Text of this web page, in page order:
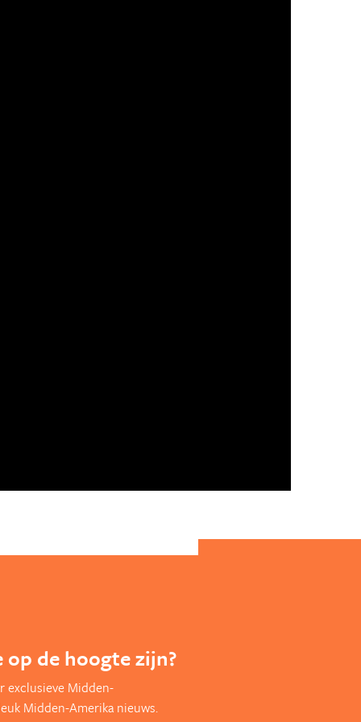
op de hoogte zijn?
exclusieve Midden-
Midden-Amerika nieuws.